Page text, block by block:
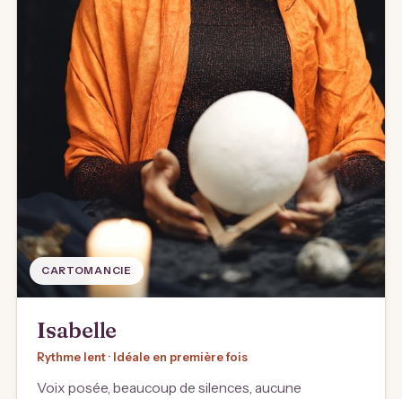
CARTOMANCIE
Isabelle
Rythme lent · Idéale en première fois
Voix posée, beaucoup de silences, aucune